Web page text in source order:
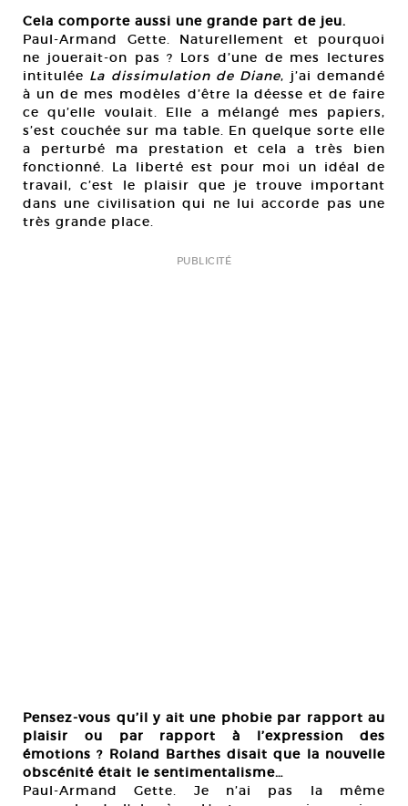
Cela comporte aussi une grande part de jeu.
Paul-Armand Gette. Naturellement et pourquoi
ne jouerait-on pas ? Lors d’une de mes lectures
intitulée La dissimulation de Diane, j’ai demandé
à un de mes modèles d’être la déesse et de faire
ce qu’elle voulait. Elle a mélangé mes papiers,
s’est couchée sur ma table. En quelque sorte elle
a perturbé ma prestation et cela a très bien
fonctionné. La liberté est pour moi un idéal de
travail, c’est le plaisir que je trouve important
dans une civilisation qui ne lui accorde pas une
très grande place.
PUBLICITÉ
Pensez-vous qu’il y ait une phobie par rapport au
plaisir ou par rapport à l’expression des
émotions ? Roland Barthes disait que la nouvelle
obscénité était le sentimentalisme…
Paul-Armand Gette. Je n’ai pas la même